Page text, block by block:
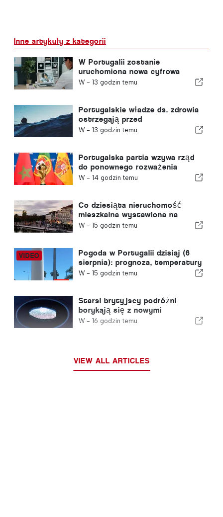
Inne artykuły z kategorii
W Portugalii zostanie
uruchomiona nowa cyfrowa
platforma opieki zdrowotnej
W - 13 godzin temu
Portugalskie władze ds. zdrowia
ostrzegają przed
niebezpieczeństwem utonięcia
W - 13 godzin temu
Portugalska partia wzywa rząd
do ponownego rozważenia
decyzji o przyznaniu Maroku
roku w związku z kryzysem w
Ceucie
W - 14 godzin temu
Co dziesiąta nieruchomość
mieszkalna wystawiona na
sprzedaż w Portugalii znajduje
W - 15 godzin temu
Pogoda w Portugalii dzisiaj (6
sierpnia): prognoza, temperatury
i czego można się spodziewać
W - 15 godzin temu
Starsi brytyjscy podróżni
borykają się z nowymi
kontrolami odcisków palców
W - 16 godzin temu
VIEW ALL ARTICLES